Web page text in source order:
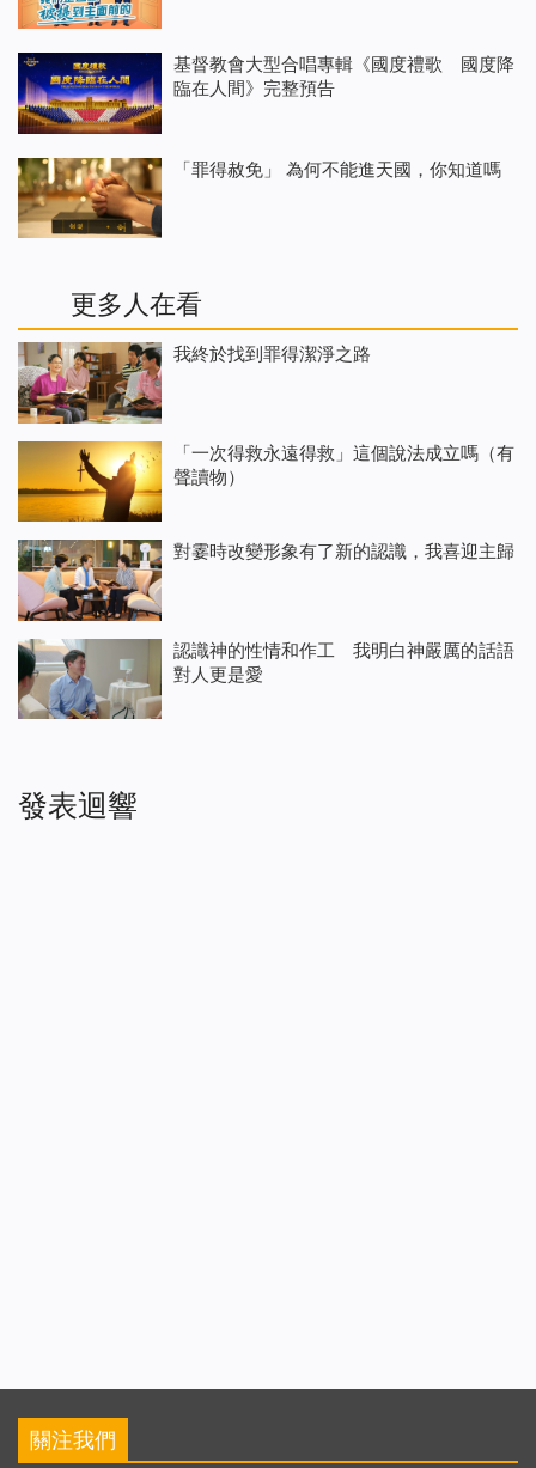
基督教會大型合唱專輯《國度禮歌 國度降
臨在人間》完整預告
「罪得赦免」 為何不能進天國，你知道嗎
更多人在看
我終於找到罪得潔淨之路
「一次得救永遠得救」這個說法成立嗎（有
聲讀物）
對霎時改變形象有了新的認識，我喜迎主歸
認識神的性情和作工 我明白神嚴厲的話語
對人更是愛
發表迴響
關注我們